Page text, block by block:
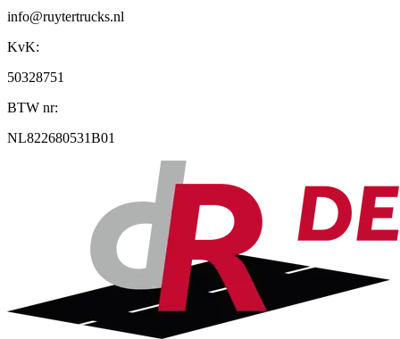
info@ruytertrucks.nl
KvK:
50328751
BTW nr:
NL822680531B01